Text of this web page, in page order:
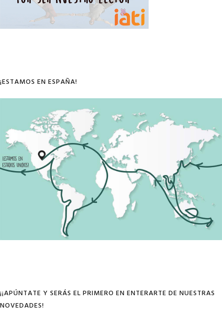
¡ESTAMOS EN ESPAÑA!
¡¡APÚNTATE Y SERÁS EL PRIMERO EN ENTERARTE DE NUESTRAS
NOVEDADES!